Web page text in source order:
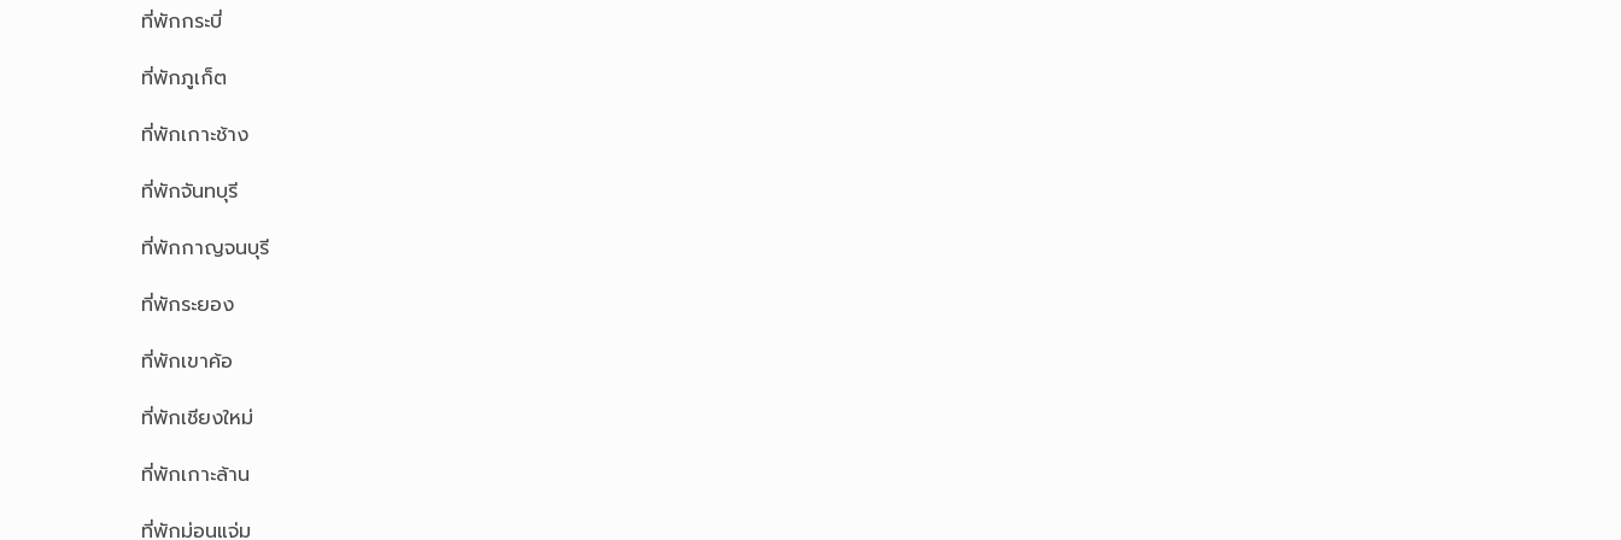
ที่พักกระบี่
ที่พักภูเก็ต
ที่พักเกาะช้าง
ที่พักจันทบุรี
ที่พักกาญจนบุรี
ที่พักระยอง
ที่พักเขาค้อ
ที่พักเชียงใหม่
ที่พักเกาะล้าน
ที่พักม่อนแจ่ม